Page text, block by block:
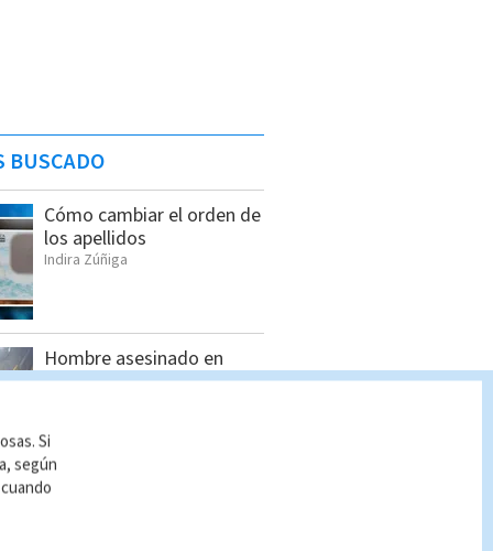
BUSCADO
Cómo cambiar el orden de
los apellidos
Indira Zúñiga
Hombre asesinado en
Siquirres tenía 34 años;
Estos son los 10
Si
según